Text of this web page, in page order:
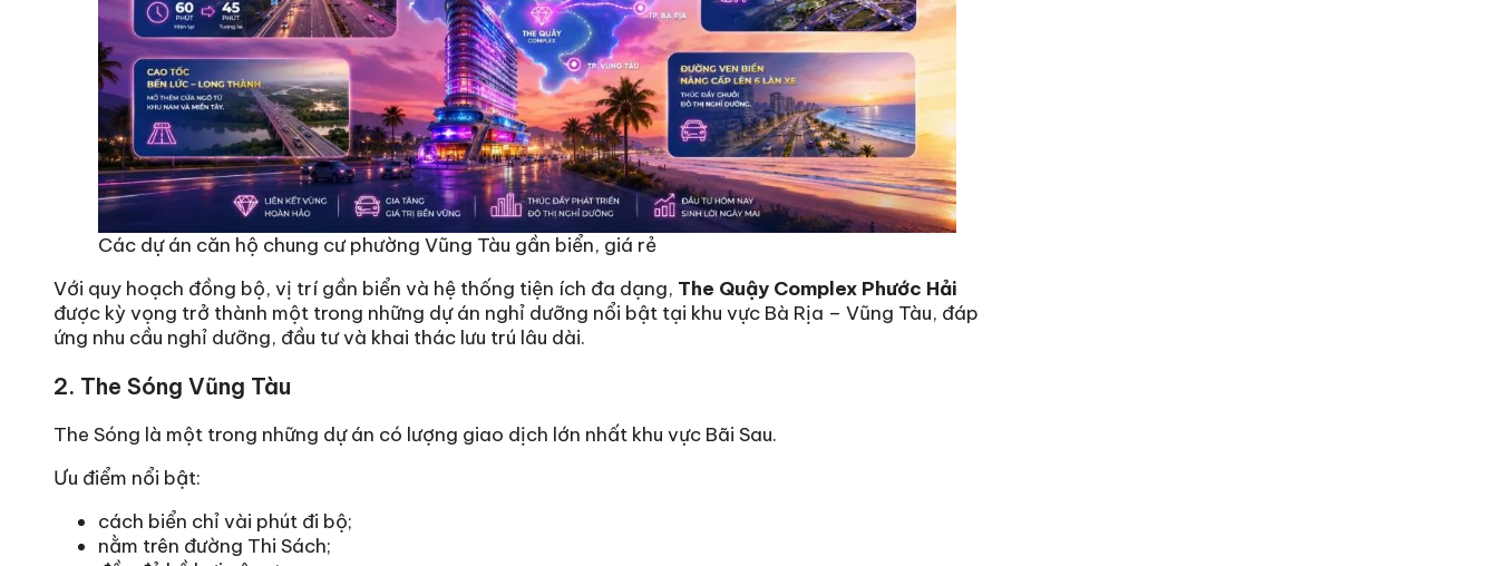
Các dự án căn hộ chung cư phường Vũng Tàu gần biển, giá rẻ
Với quy hoạch đồng bộ, vị trí gần biển và hệ thống tiện ích đa dạng, The Quậy Complex Phước Hải
được kỳ vọng trở thành một trong những dự án nghỉ dưỡng nổi bật tại khu vực Bà Rịa – Vũng Tàu, đáp
ứng nhu cầu nghỉ dưỡng, đầu tư và khai thác lưu trú lâu dài.
2. The Sóng Vũng Tàu
The Sóng là một trong những dự án có lượng giao dịch lớn nhất khu vực Bãi Sau.
Ưu điểm nổi bật:
cách biển chỉ vài phút đi bộ;
nằm trên đường Thi Sách;